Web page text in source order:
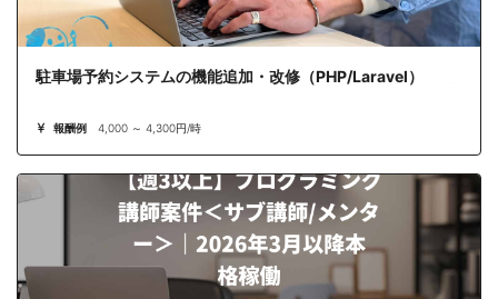
駐車場予約システムの機能追加・改修（PHP/Laravel）
報酬例 4,000 ～ 4,300円/時